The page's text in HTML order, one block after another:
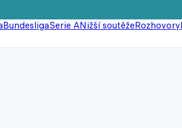
BundesligaSerie ANižší soutěžeRozhovory